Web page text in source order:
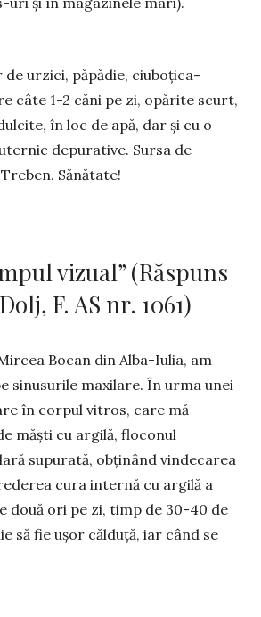
urzici, păpădie, ciuboțica-
câte 1-2 căni pe zi, opărite scurt,
în loc de apă, dar și cu o
depu­ra­tive. Sursa de
Sănătate!
vizual” (Răspuns
F. AS nr. 1061)
Bocan din Alba-Iulia, am
sinusurile maxilare. În urma unei
în corpul vitros, care mă
măști cu argilă, flo­conul
supurată, obținând vinde­carea
cura internă cu argilă a
două ori pe zi, timp de 30-40 de
să fie ușor călduță, iar când se